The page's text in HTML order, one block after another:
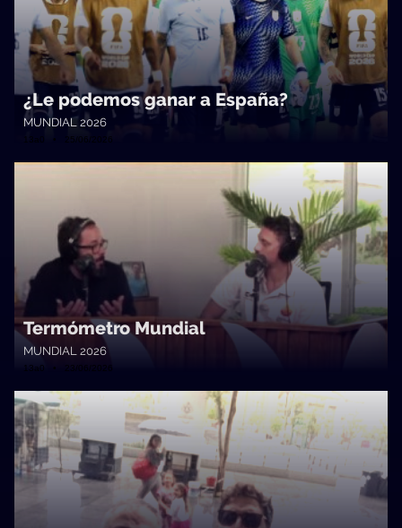
¿Le podemos ganar a España?
MUNDIAL 2026
13a0 • 25/06/2026
Termómetro Mundial
MUNDIAL 2026
13a0 • 23/06/2026